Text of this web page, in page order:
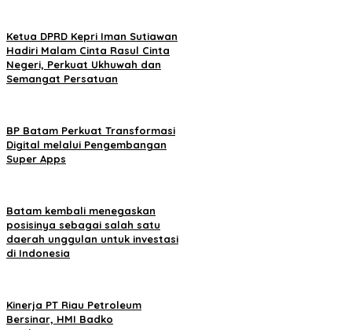
Ketua DPRD Kepri Iman Sutiawan
Hadiri Malam Cinta Rasul Cinta
Negeri, Perkuat Ukhuwah dan
Semangat Persatuan
BP Batam Perkuat Transformasi
Digital melalui Pengembangan
Super Apps
Batam kembali menegaskan
posisinya sebagai salah satu
daerah unggulan untuk investasi
di Indonesia
Kinerja PT Riau Petroleum
Bersinar, HMI Badko